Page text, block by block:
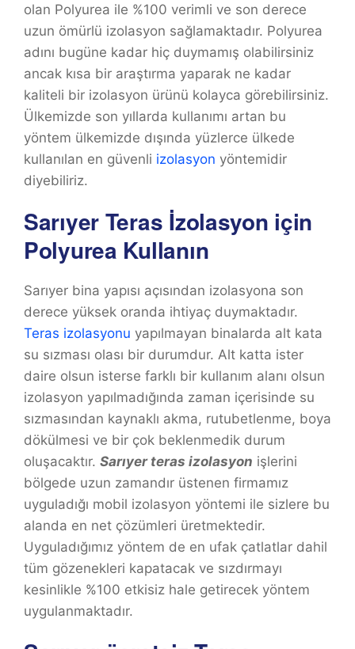
olan Polyurea ile %100 verimli ve son derece
uzun ömürlü izolasyon sağlamaktadır. Polyurea
adını bugüne kadar hiç duymamış olabilirsiniz
ancak kısa bir araştırma yaparak ne kadar
kaliteli bir izolasyon ürünü kolayca görebilirsiniz.
Ülkemizde son yıllarda kullanımı artan bu
yöntem ülkemizde dışında yüzlerce ülkede
kullanılan en güvenli izolasyon yöntemidir
diyebiliriz.
Sarıyer Teras İzolasyon için
Polyurea Kullanın
Sarıyer bina yapısı açısından izolasyona son
derece yüksek oranda ihtiyaç duymaktadır.
Teras izolasyonu yapılmayan binalarda alt kata
su sızması olası bir durumdur. Alt katta ister
daire olsun isterse farklı bir kullanım alanı olsun
izolasyon yapılmadığında zaman içerisinde su
sızmasından kaynaklı akma, rutubetlenme, boya
dökülmesi ve bir çok beklenmedik durum
oluşacaktır. Sarıyerteras izolasyon işlerini
bölgede uzun zamandır üstenen firmamız
uyguladığı mobil izolasyon yöntemi ile sizlere bu
alanda en net çözümleri üretmektedir.
Uyguladığımız yöntem de en ufak çatlatlar dahil
tüm gözenekleri kapatacak ve sızdırmayı
kesinlikle %100 etkisiz hale getirecek yöntem
uygulanmaktadır.